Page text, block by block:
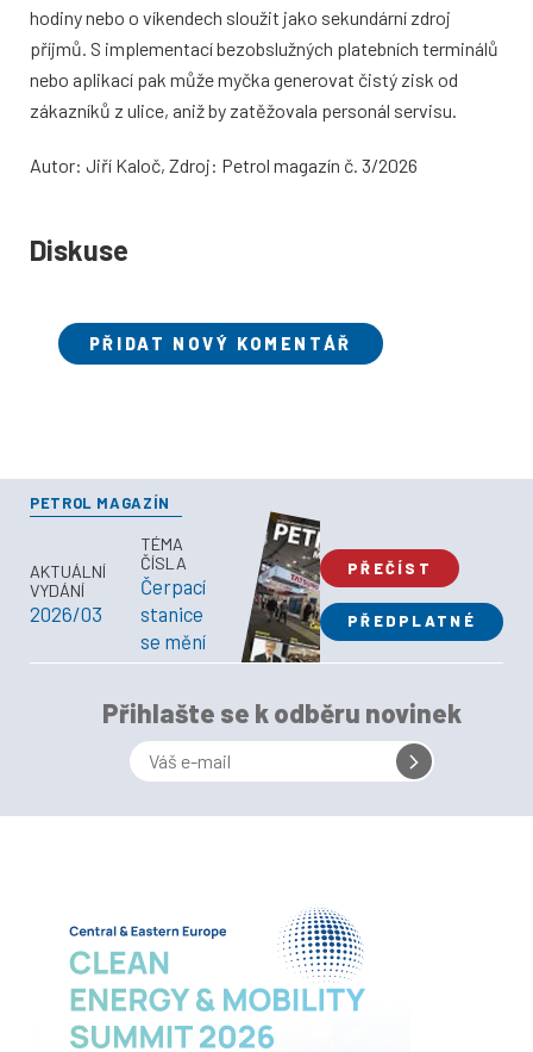
hodiny nebo o víkendech sloužit jako sekundární zdroj
příjmů. S implementací bezobslužných platebních terminálů
nebo aplikací pak může myčka generovat čistý zisk od
zákazníků z ulice, aniž by zatěžovala personál servisu.
Autor: Jiří Kaloč, Zdroj: Petrol magazín č. 3/2026
Diskuse
PŘIDAT NOVÝ KOMENTÁŘ
PETROL MAGAZÍN
AKTUÁLNÍ
VYDÁNÍ
2026/03
TÉMA
ČÍSLA
Čerpací
stanice
se mění
PŘEČÍST
PŘEDPLATNÉ
Přihlašte se k odběru novinek